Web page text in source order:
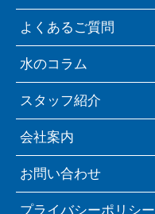
よくあるご質問
水のコラム
スタッフ紹介
会社案内
お問い合わせ
プライバシーポリシー